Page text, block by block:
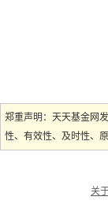
郑重声明：天天基金网
性、有效性、及时性、
关